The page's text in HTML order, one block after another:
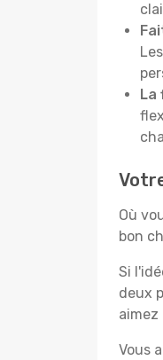
La
Où
bon
Si
deux
aimez
Vous